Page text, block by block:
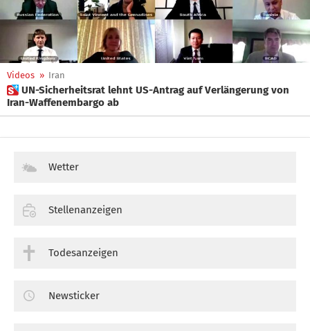
Videos » Iran
 UN-Sicherheitsrat lehnt US-Antrag auf Verlängerung von
Iran-Waffenembargo ab
Wetter
Stellenanzeigen
Todesanzeigen
Newsticker